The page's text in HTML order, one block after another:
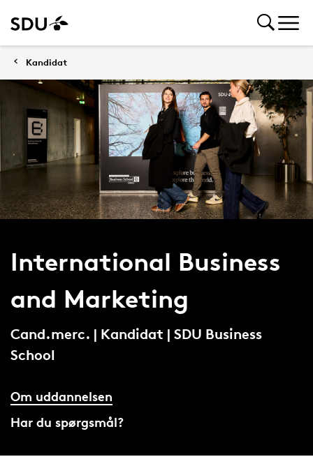
Kandidat
International Business
and Marketing
Cand.merc. | Kandidat | SDU Business
School
Om uddannelsen
Har du spørgsmål?